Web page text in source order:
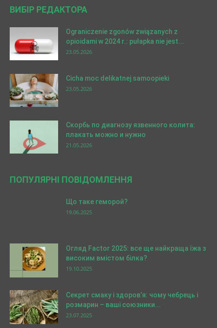
ВИБІР РЕДАКТОРА
Ograniczenie zgonów związanych z
opioidami w 2024 r.: pułapka nie jest...
23.05.2026
Cicha moc delikatnej samoopieki
23.05.2026
Скорбь по диагнозу язвенного колита:
плакать можно и нужно
21.05.2026
ПОПУЛЯРНІ ПОВІДОМЛЕННЯ
Що таке геморой?
19.06.2025
Огляд Factor 2025: все ще найкраща їжа з
високим вмістом білка?
19.10.2025
Секрет смаку і здоров’я: чому чебрець і
розмарин – ваші союзники...
23.07.2025